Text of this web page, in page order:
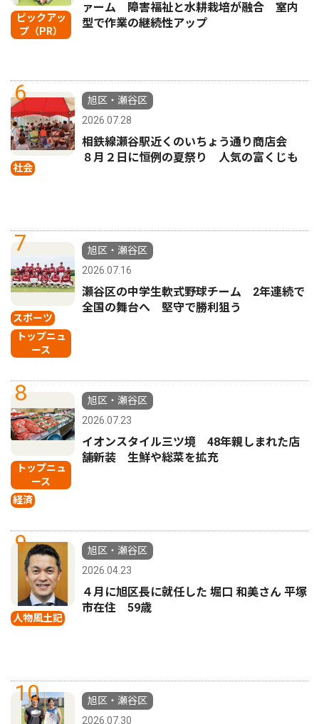
ピックアッ
プ（PR）
ァーム 障害福祉と水耕栽培が融合 室内
型で作業の継続性アップ
6
社会
旭区・瀬谷区
2026.07.28
相鉄線瀬谷駅近くのいちょう通り商店会
８月２日に恒例の夏祭り 人気の富くじも
7
スポーツ
トップニュ
ース
旭区・瀬谷区
2026.07.16
瀬谷区の中学生軟式野球チーム 2年連続で
全国の舞台へ 堅守で勝利狙う
8
トップニュ
ース
経済
旭区・瀬谷区
2026.07.23
イオンスタイル三ツ境 48年親しまれた店
舗新装 生鮮や総菜を拡充
9
人物風土記
旭区・瀬谷区
2026.04.23
４月に旭区長に就任した 堀口 和美さん 平塚
市在住 59歳
10
旭区・瀬谷区
2026.07.30